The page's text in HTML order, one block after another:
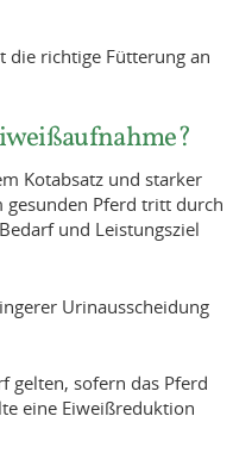
die richtige Fütterung an
Kotabsatz und starker
gesunden Pferd tritt durch
und Leistungsziel
Urinausscheidung
gelten, sofern das Pferd
eine Eiweißreduktion